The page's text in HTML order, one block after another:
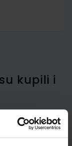
kupili i